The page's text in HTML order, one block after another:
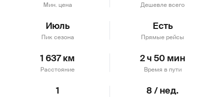
Мин. цена Дешевле всего
Июль
Пик сезона
Есть
Прямые рейсы
1 637 км
Расстояние
2 ч 50 мин
Время в пути
1 8 / нед.